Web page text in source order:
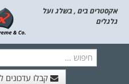
אקסטרים בים , בשלג ועל
גלגלים
קבלו עדכונים